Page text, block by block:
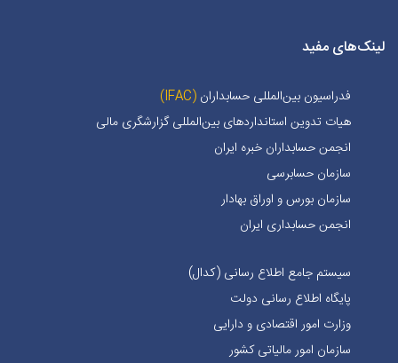
لینک‌های مفید
فدراسیون بین‌المللی حسابداران (IFAC)
هیات تدوین استانداردهای بین‌المللی گزارشگری مالی
انجمن حسابداران خبره ايران
سازمان حسابرسی
سازمان بورس و اوراق بهادار
انجمن حسابداری ایران
سیستم جامع اطلاع رسانی (کدال)
پایگاه اطلاع رسانی دولت
وزارت امور اقتصادی و دارایی
سازمان امور مالیاتی کشور